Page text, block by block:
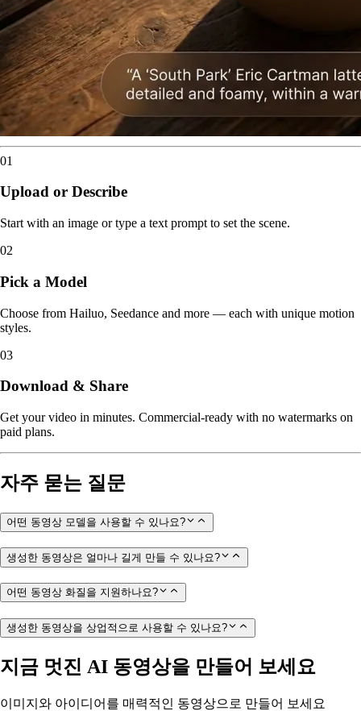
01
Upload or Describe
Start with an image or type a text prompt to set the scene.
02
Pick a Model
Choose from Hailuo, Seedance and more — each with unique motion
styles.
03
Download & Share
Get your video in minutes. Commercial-ready with no watermarks on
paid plans.
자주 묻는 질문
어떤 동영상 모델을 사용할 수 있나요?
생성한 동영상은 얼마나 길게 만들 수 있나요?
어떤 동영상 화질을 지원하나요?
생성한 동영상을 상업적으로 사용할 수 있나요?
지금 멋진 AI 동영상을 만들어 보세요
이미지와 아이디어를 매력적인 동영상으로 만들어 보세요